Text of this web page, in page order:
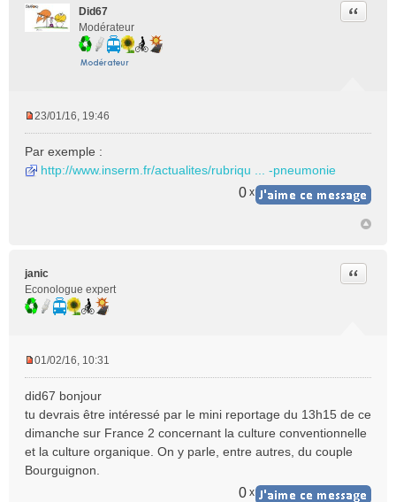
Did67
Modérateur
Citer
s
s
n
l
u
23/01/16, 19:46
Par exemple :
http://www.inserm.fr/actualites/rubriqu ... -pneumonie
0 x
janic
Econologue expert
Citer
s
s
a
g
e
01/02/16, 10:31
did67 bonjour
tu devrais être intéressé par le mini reportage du 13h15 de ce
dimanche sur France 2 concernant la culture conventionnelle
et la culture organique. On y parle, entre autres, du couple
Bourguignon.
0 x